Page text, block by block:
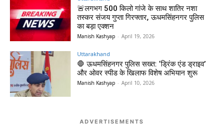
🚨लगभग 500 किलो गांजे के साथ शातिर नशा
तस्कर संजय गुप्ता गिरफ्तार, ऊधमसिंहनगर पुलिस
का बड़ा एक्शन
Manish Kashyap - April 19, 2026
Uttarakhand
🛑 ऊधमसिंहनगर पुलिस सख्त: ‘ड्रिंक एंड ड्राइव’
और ओवर स्पीड के खिलाफ विशेष अभियान शुरू
Manish Kashyap - April 10, 2026
ADVERTISEMENTS